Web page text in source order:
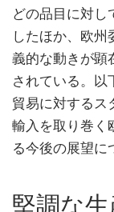
どの品目に対し
したほか、欧州
義的な動きが顕
されている。以
貿易に対するス
輸入を取り巻く
る今後の展望に
堅調な